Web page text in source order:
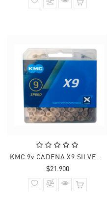
KMC 9v CADENA X9 SILVER 116 Links
$21.900Precio
normal